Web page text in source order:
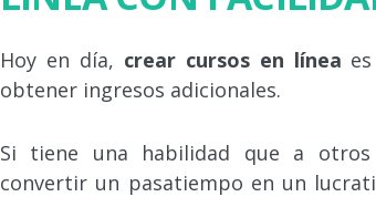
Hoy en día, crear cursos en línea
obtener ingresos adicionales.
Si tiene una habilidad que a
convertir un pasatiempo en un